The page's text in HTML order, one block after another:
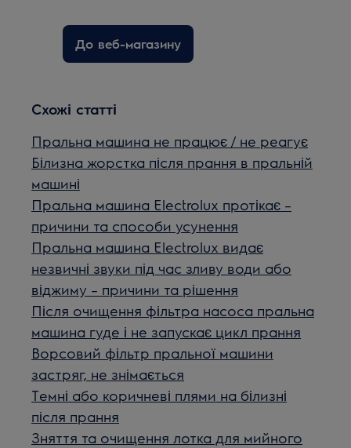
До веб-магазину
Схожі статті
Пральна машина не працює / не реагує
Білизна жорстка після прання в пральній
машині
Пральна машина Electrolux протікає –
причини та способи усунення
Пральна машина Electrolux видає
незвичні звуки під час зливу води або
віджиму – причини та рішення
Після очищення фільтра насоса пральна
машина гуде і не запускає цикл прання
Ворсовий фільтр пральної машини
застряг, не знімається
Темні або коричневі плями на білизні
після прання
Зняття та очищення лотка для мийного